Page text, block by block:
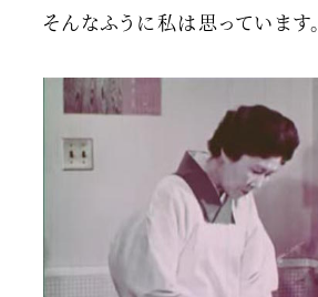
そんなふうに私は思っています。